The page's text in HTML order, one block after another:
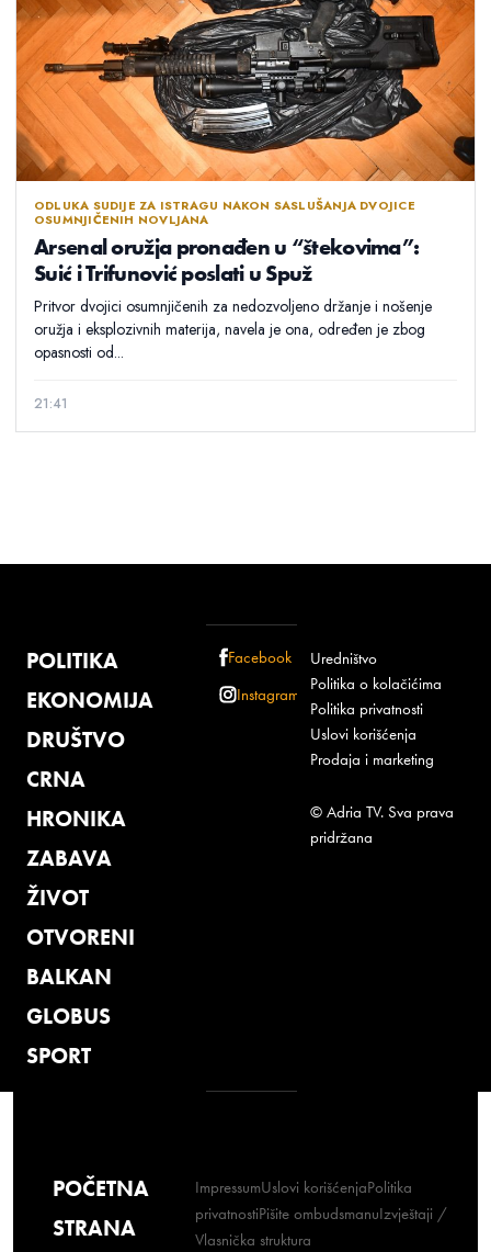
ODLUKA SUDIJE ZA ISTRAGU NAKON SASLUŠANJA DVOJICE
OSUMNJIČENIH NOVLJANA
Arsenal oružja pronađen u “štekovima”:
Suić i Trifunović poslati u Spuž
Pritvor dvojici osumnjičenih za nedozvoljeno držanje i nošenje
oružja i eksplozivnih materija, navela je ona, određen je zbog
opasnosti od...
21:41
POLITIKA
EKONOMIJA
DRUŠTVO
CRNA
HRONIKA
ZABAVA
ŽIVOT
OTVORENI
BALKAN
GLOBUS
SPORT
Facebook
Instagram
Uredništvo
Politika o kolačićima
Politika privatnosti
Uslovi korišćenja
Prodaja i marketing
© Adria TV. Sva prava
pridržana
POČETNA
STRANA
ImpressumUslovi korišćenjaPolitika
privatnostiPišite ombudsmanuIzvještaji /
Vlasnička struktura